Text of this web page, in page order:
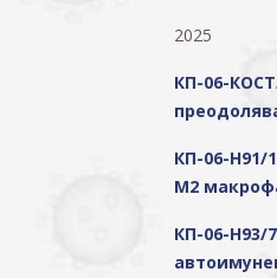
2025
КП-06-
КП-06-Н91/
M2
КП-06-Н93/